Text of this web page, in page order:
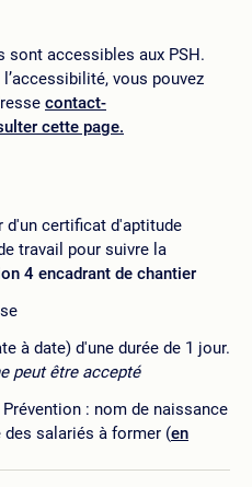
accessibles aux PSH.
vous pouvez
contact-
cette page.
d'un certificat d'aptitude
travail pour suivre la
4 encadrant de chantier
à date) d'une durée de 1 jour.
peut être accepté
: nom de naissance
salariés à former (en